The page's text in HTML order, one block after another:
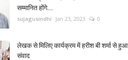
सम्मानित होंगे...
sujagusindhi Jan 23, 2023 0
लेखक से मिलिए कार्यक्रम में हरीश बी शर्मा से हुआ
संवाद